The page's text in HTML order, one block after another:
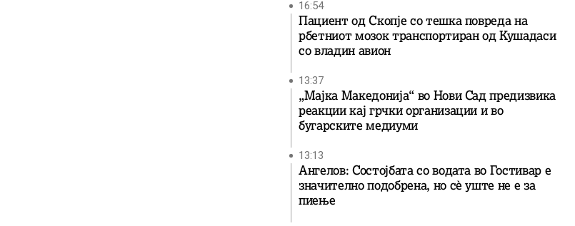
16:54
Пациент од Скопје со тешка повреда на
рбетниот мозок транспортиран од Кушадаси
со владин авион
13:37
„Мајка Македонија“ во Нови Сад предизвика
реакции кај грчки организации и во
бугарските медиуми
13:13
Ангелов: Состојбата со водата во Гостивар е
значително подобрена, но сè уште не е за
пиење